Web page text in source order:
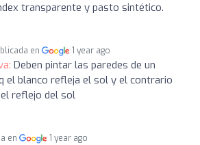
transparente y pasto sintético.
en 1 year ago
Deben pintar las paredes de un
el blanco refleja el sol y el contrario
reflejo del sol
en 1 year ago